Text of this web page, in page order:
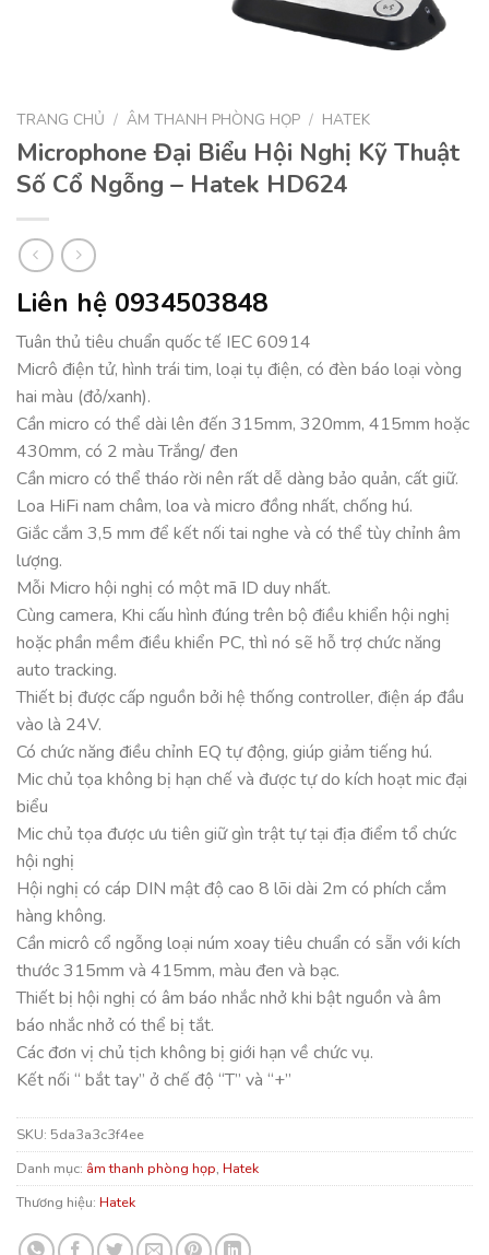
TRANG CHỦ / ÂM THANH PHÒNG HỌP / HATEK
Microphone Đại Biểu Hội Nghị Kỹ Thuật
Số Cổ Ngỗng – Hatek HD624
Liên hệ 0934503848
Tuân thủ tiêu chuẩn quốc tế IEC 60914
Micrô điện tử, hình trái tim, loại tụ điện, có đèn báo loại vòng
hai màu (đỏ/xanh).
Cần micro có thể dài lên đến 315mm, 320mm, 415mm hoặc
430mm, có 2 màu Trắng/ đen
Cần micro có thể tháo rời nên rất dễ dàng bảo quản, cất giữ.
Loa HiFi nam châm, loa và micro đồng nhất, chống hú.
Giắc cắm 3,5 mm để kết nối tai nghe và có thể tùy chỉnh âm
lượng.
Mỗi Micro hội nghị có một mã ID duy nhất.
Cùng camera, Khi cấu hình đúng trên bộ điều khiển hội nghị
hoặc phần mềm điều khiển PC, thì nó sẽ hỗ trợ chức năng
auto tracking.
Thiết bị được cấp nguồn bởi hệ thống controller, điện áp đầu
vào là 24V.
Có chức năng điều chỉnh EQ tự động, giúp giảm tiếng hú.
Mic chủ tọa không bị hạn chế và được tự do kích hoạt mic đại
biểu
Mic chủ tọa được ưu tiên giữ gìn trật tự tại địa điểm tổ chức
hội nghị
Hội nghị có cáp DIN mật độ cao 8 lõi dài 2m có phích cắm
hàng không.
Cần micrô cổ ngỗng loại núm xoay tiêu chuẩn có sẵn với kích
thước 315mm và 415mm, màu đen và bạc.
Thiết bị hội nghị có âm báo nhắc nhở khi bật nguồn và âm
báo nhắc nhở có thể bị tắt.
Các đơn vị chủ tịch không bị giới hạn về chức vụ.
Kết nối “ bắt tay” ở chế độ “T” và “+”
SKU: 5da3a3c3f4ee
Danh mục: âm thanh phòng họp, Hatek
Thương hiệu: Hatek